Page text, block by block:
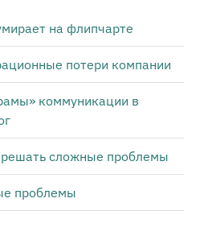
на флипчарте
потери компании
коммуникации в
решать сложные проблемы
проблемы